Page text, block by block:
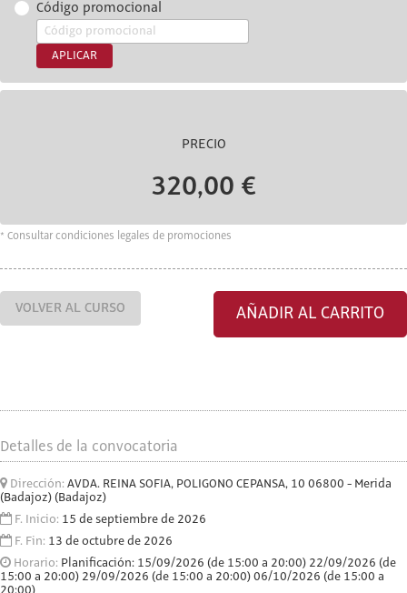
Código promocional
APLICAR
PRECIO
320,00 €
* Consultar condiciones legales de promociones
VOLVER AL CURSO AÑADIR AL CARRITO
Detalles de la convocatoria
Dirección: AVDA. REINA SOFIA, POLIGONO CEPANSA, 10 06800 - Merida
(Badajoz) (Badajoz)
F. Inicio: 15 de septiembre de 2026
F. Fin: 13 de octubre de 2026
Horario: Planificación: 15/09/2026 (de 15:00 a 20:00) 22/09/2026 (de
15:00 a 20:00) 29/09/2026 (de 15:00 a 20:00) 06/10/2026 (de 15:00 a
20:00)